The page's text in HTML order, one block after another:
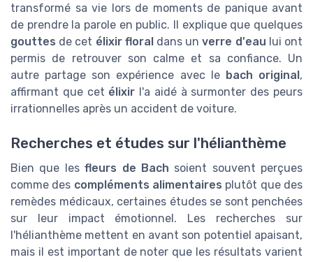
transformé sa vie lors de moments de panique avant
de prendre la parole en public. Il explique que quelques
gouttes de cet élixir floral dans unverre d'eau lui ont
permis de retrouver son calme et sa confiance. Un
autre partage son expérience avec le bach original ,
affirmant que cet élixir l'a aidé à surmonter des peurs
irrationnelles après un accident de voiture.
Recherches et études sur l'hélianthème
Bien que lesfleurs de Bach soient souvent perçues
comme des compléments alimentaires plutôt que des
remèdes médicaux, certaines études se sont penchées
sur leur impact émotionnel. Les recherches sur
l'hélianthème mettent en avant son potentiel apaisant,
mais il est important de noter que les résultats varient